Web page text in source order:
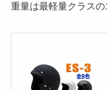
重量は最軽量クラスの